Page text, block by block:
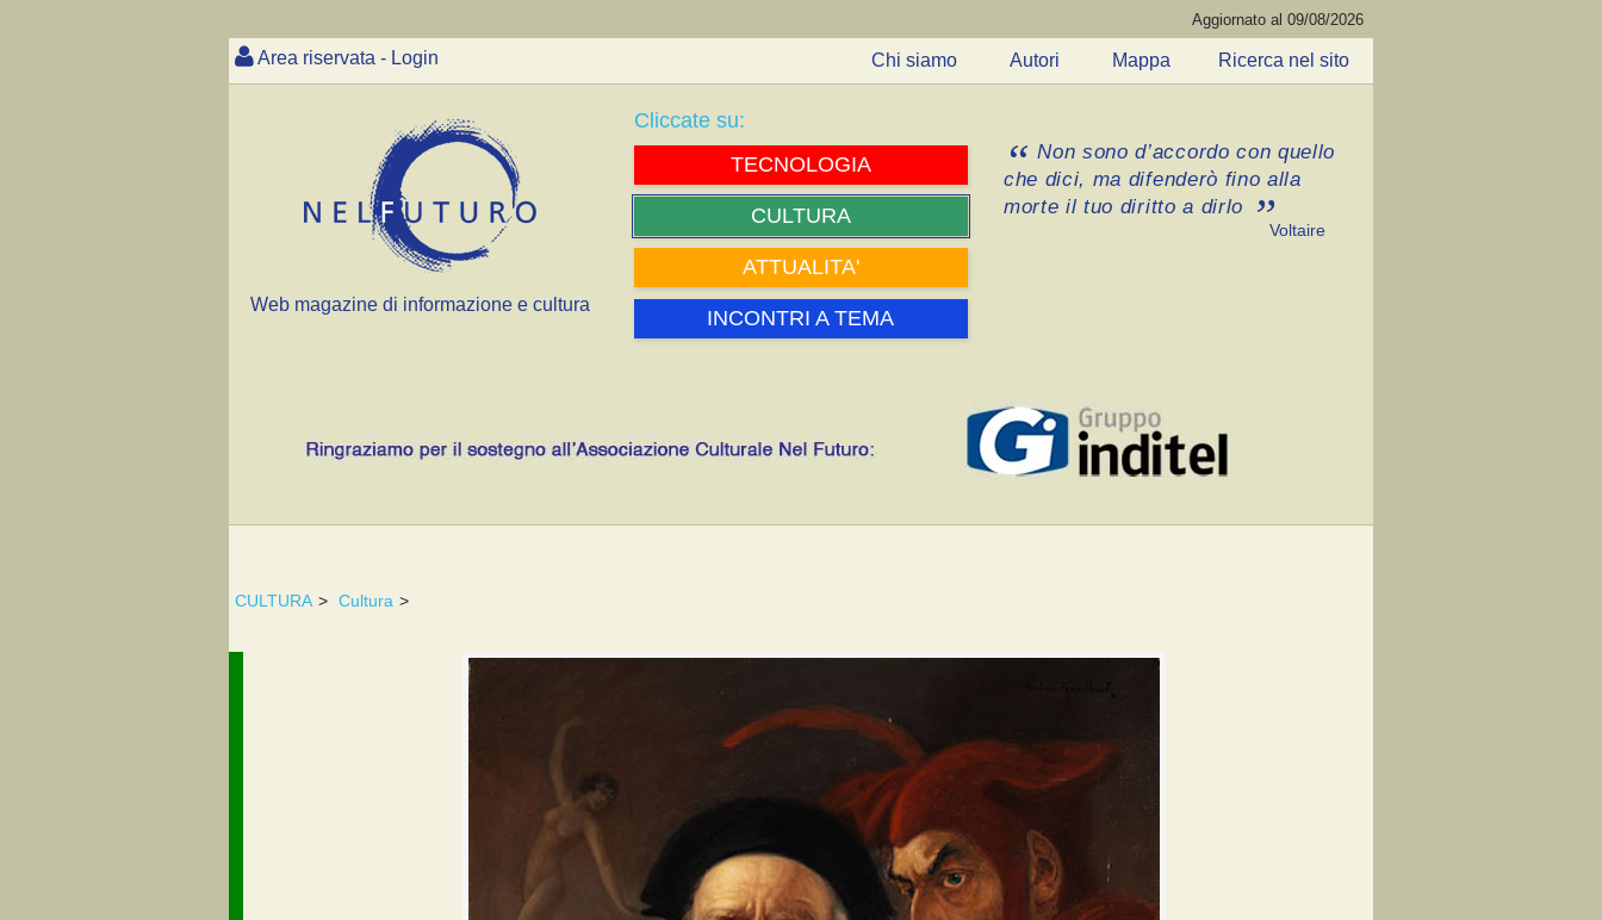
Aggiornato al 09/08/2026
Area riservata - Login Chi siamo Autori Mappa Ricerca nel sito
Web magazine di informazione e cultura
Cliccate su:
TECNOLOGIA
CULTURA
ATTUALITA'
INCONTRI A TEMA
Non sono d’accordo con quello
che dici, ma difenderò fino alla
morte il tuo diritto a dirlo
Voltaire
CULTURA > Cultura >